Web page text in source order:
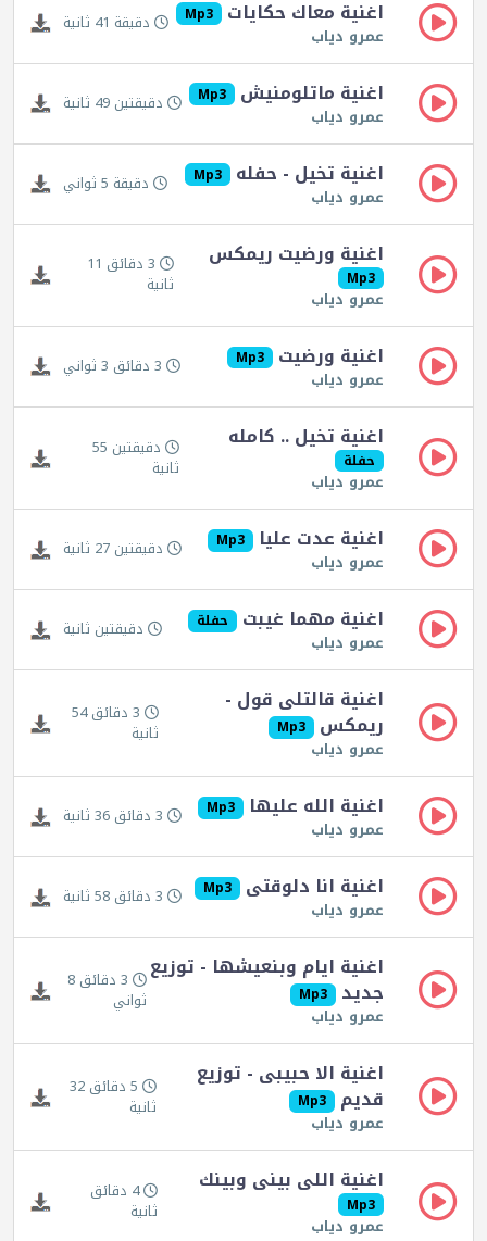
اغنية معاك حكايات Mp3
عمرو دياب دقيقة 41 ثانية
اغنية ماتلومنيش Mp3
عمرو دياب دقيقتين 49 ثانية
اغنية تخيل - حفله Mp3
عمرو دياب دقيقة 5 ثواني
اغنية ورضيت ريمكس
Mp3
عمرو دياب
3 دقائق 11
ثانية
اغنية ورضيت Mp3
عمرو دياب 3 دقائق 3 ثواني
اغنية تخيل .. كامله
حفلة
عمرو دياب
دقيقتين 55
ثانية
اغنية عدت عليا Mp3
عمرو دياب دقيقتين 27 ثانية
اغنية مهما غيبت حفلة
عمرو دياب دقيقتين ثانية
اغنية قالتلى قول -
ريمكس Mp3
عمرو دياب
3 دقائق 54
ثانية
اغنية الله عليها Mp3
عمرو دياب 3 دقائق 36 ثانية
اغنية انا دلوقتى Mp3
عمرو دياب 3 دقائق 58 ثانية
اغنية ايام وبنعيشها - توزيع
جديد Mp3
عمرو دياب
3 دقائق 8
ثواني
اغنية الا حبيبى - توزيع
قديم Mp3
عمرو دياب
5 دقائق 32
ثانية
اغنية اللى بينى وبينك
Mp3
عمرو دياب
4 دقائق
ثانية